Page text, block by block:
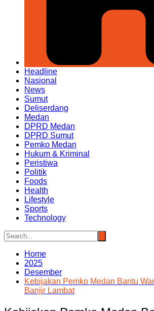
Headline
Nasional
News
Sumut
Deliserdang
Medan
DPRD Medan
DPRD Sumut
Pemko Medan
Hukum & Kriminal
Peristiwa
Politik
Foods
Health
Lifestyle
Sports
Technology
Home
2025
Desember
Kebijakan Pemko Medan Bantu
Banjir Lambat